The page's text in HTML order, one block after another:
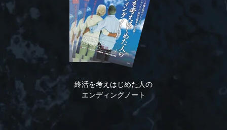
終活を考えはじめた人の
エンディングノート